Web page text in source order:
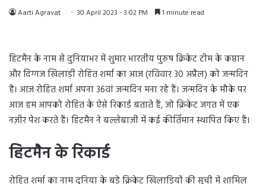
Aarti Agravat 30 April 2023 - 3:02 PM 1 minute read
हिटमैन के नाम से दुनियाभर में शुमार भारतीय पुरुष क्रिकेट टीम के कप्तान
और दिग्गज खिलाड़ी रोहित शर्मा का आज (रविवार 30 अप्रैल) को जन्मदिन
है। आज रोहित शर्मा अपना 36वां जन्मदिन मना रहे हैं। जन्मदिन के मौके पर
आज हम आपको रोहित के ऐसे रिकार्ड बताते हैं, जो क्रिकेट जगत में एक
नज़ीर पेश करते हैं। हिटमैन ने बल्लेबाजी में कई कीर्तिमान स्थापित किए हैं।
हिटमैन के रिकार्ड
रोहित शर्मा का नाम दुनिया के बड़े क्रिकेट खिलाड़ियों की सूची में शामिल